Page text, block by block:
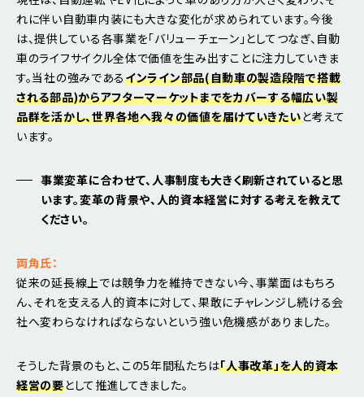
れに伴い自動車内装にも大きな変化が求められています。今後
は、提供している各事業を「バリューチェーン」としてつなぎ、自動
車のライフサイクル全体で価値を生み出すことに注力していきま
す。当社の強みであるインライン部品(自動車の製造段階で搭載
される部品)からアフターマーケットまでをカバーする幅広い製
品群を活かし、世界各地へ我々の価値を届けていきたいと考えて
います。
事業変革に合わせて、人事制度も大きく刷新されていると思
います。変革の背景や、人的資本経営に対する考えを教えて
ください。
両角氏：
従来の延長線上では競争力を維持できない今、事業面はもちろ
ん、それを支える人的資本に対して、果敢にチャレンジし続ける会
社へ変わらなければならないという強い危機感がありました。
そうした背景のもと、この5年間私たちは「人事改革」を人的資本
経営の要として推進してきました。